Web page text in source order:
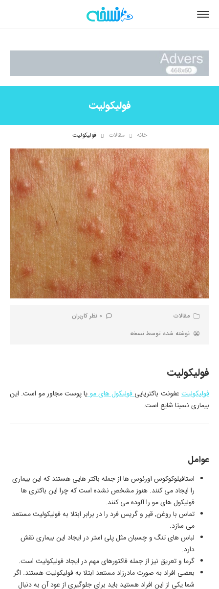
فولیکولیت
خانه مقالات فولیکولیت
مقالات
0 نظر کاربران
نوشته شده توسط نسخه
فولیکولیت
فولیکولیتعفونت باکتریاییفولیکول های مویا پوست مجاور مو است. این
بیماری نسبتا شایع است.
عوامل
استافیلوکوکوس اورئوس ها از جمله باکتر هایی هستند که این بیماری
را ایجاد می کنند. هنوز مشخص نشده است که چرا این باکتری ها
فولیکول های مو را آلوده می کنند.
تماس با روغن, قیر و گریس فرد را در برابر ابتلا به فولیکولیت مستعد
می سازد.
لباس های تنگ و چسبان مثل پلی استر در ایجاد این بیماری نقش
دارد.
گرما و تعریق نیز از جمله فاکتورهای مهم در ایجاد فولیکولیت است.
بعضی افراد به صورت مادرزاد مستعد ابتلا به فولیکولیت هستند. اگر
شما یکی از این افراد هستید باید برای جلوگیری از عود آن به دنبال